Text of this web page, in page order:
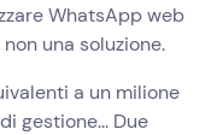
WhatsApp web
una soluzione.
a un milione
gestione... Due